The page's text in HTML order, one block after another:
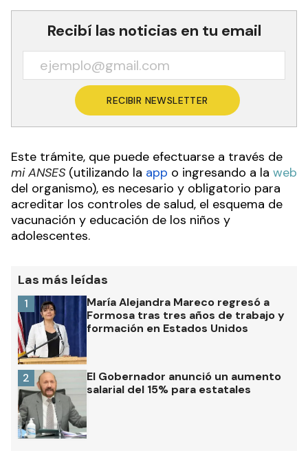
Recibí las noticias en tu email
RECIBIR NEWSLETTER
Este trámite, que puede efectuarse a través de
mi ANSES (utilizando la app o ingresando a la web
del organismo), es necesario y obligatorio para
acreditar los controles de salud, el esquema de
vacunación y educación de los niños y
adolescentes.
Las más leídas
María Alejandra Mareco regresó a
Formosa tras tres años de trabajo y
formación en Estados Unidos
1
El Gobernador anunció un aumento
salarial del 15% para estatales
2